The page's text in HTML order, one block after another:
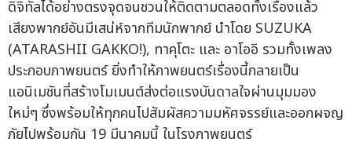
ดิจิทัลได้อย่างตรงจุดจนชวนให้ติดตามตลอดทั้งเรื่องแล้ว
เสียงพากย์อันมีเสน่ห์จากทีมนักพากย์ นำโดย SUZUKA
(ATARASHII GAKKO!), ทาคุโตะ และ อาโออิ รวมทั้งเพลง
ประกอบภาพยนตร์ ยิ่งทำให้ภาพยนตร์เรื่องนี้กลายเป็น
แอนิเมชันที่สร้างโมเมนต์ส่งต่อแรงบันดาลใจผ่านมุมมอง
ใหม่ๆ ซึ่งพร้อมให้ทุกคนไปสัมผัสความมหัศจรรย์และออกผจญ
ภัยไปพร้อมกัน 19 มีนาคมนี้ ในโรงภาพยนตร์